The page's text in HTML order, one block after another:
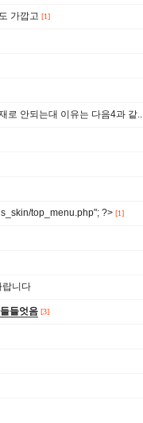
가깝고 [1]
로 안되는대 이유는 다음4과 같..
top_menu.php"; ?> [1]
랍니다
들엇음 [3]